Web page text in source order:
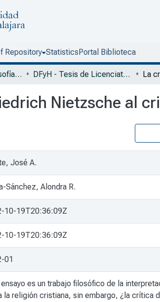
Repository StatisticsPortal Biblioteca
Departamento de Filosofía y Humanidades DFyH - Tesis de Licenciatura en Filosofía y Ciencias Sociales
Nietzsche al
José A.
Sánchez, Alondra R.
10-19T20:36:09Z
10-19T20:36:09Z
01
ensayo es un trabajo filosófico de la
la religión cristiana, sin embargo, ¿la crítica